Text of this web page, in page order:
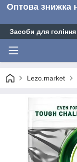
Оптова знижка
Засоби для гоління
Lezo.market